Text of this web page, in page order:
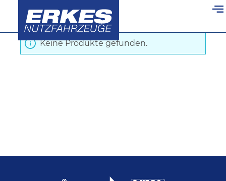
springen
Zubehör für Plane
Keine Produkte gefunden.